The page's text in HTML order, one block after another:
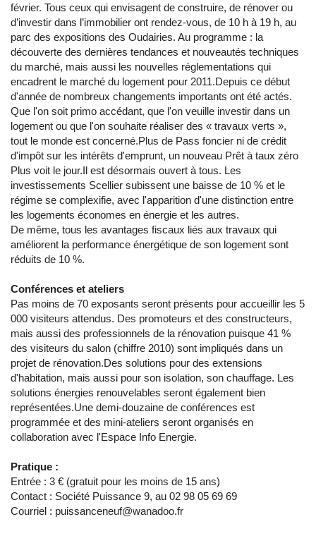
février. Tous ceux qui envisagent de construire, de rénover ou
d’investir dans l’immobilier ont rendez-vous, de 10 h à 19 h, au
parc des expositions des Oudairies. Au programme : la
découverte des dernières tendances et nouveautés techniques
du marché, mais aussi les nouvelles réglementations qui
encadrent le marché du logement pour 2011.Depuis ce début
d'année de nombreux changements importants ont été actés.
Que l'on soit primo accédant, que l'on veuille investir dans un
logement ou que l'on souhaite réaliser des « travaux verts »,
tout le monde est concerné.Plus de Pass foncier ni de crédit
d'impôt sur les intérêts d'emprunt, un nouveau Prêt à taux zéro
Plus voit le jour.Il est désormais ouvert à tous. Les
investissements Scellier subissent une baisse de 10 % et le
régime se complexifie, avec l'apparition d'une distinction entre
les logements économes en énergie et les autres.
De même, tous les avantages fiscaux liés aux travaux qui
améliorent la performance énergétique de son logement sont
réduits de 10 %.
Conférences et ateliers
Pas moins de 70 exposants seront présents pour accueillir les 5
000 visiteurs attendus. Des promoteurs et des constructeurs,
mais aussi des professionnels de la rénovation puisque 41 %
des visiteurs du salon (chiffre 2010) sont impliqués dans un
projet de rénovation.Des solutions pour des extensions
d'habitation, mais aussi pour son isolation, son chauffage. Les
solutions énergies renouvelables seront également bien
représentées.Une demi-douzaine de conférences est
programmée et des mini-ateliers seront organisés en
collaboration avec l'Espace Info Energie.
Pratique :
Entrée : 3 € (gratuit pour les moins de 15 ans)
Contact : Société Puissance 9, au 02 98 05 69 69
Courriel : puissanceneuf@wanadoo.fr